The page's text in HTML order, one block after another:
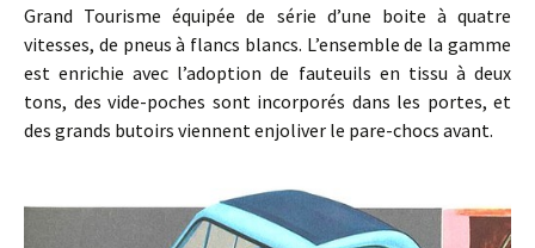
Grand Tourisme équipée de série d’une boite à quatre
vitesses, de pneus à flancs blancs. L’ensemble de la gamme
est enrichie avec l’adoption de fauteuils en tissu à deux
tons, des vide-poches sont incorporés dans les portes, et
des grands butoirs viennent enjoliver le pare-chocs avant.